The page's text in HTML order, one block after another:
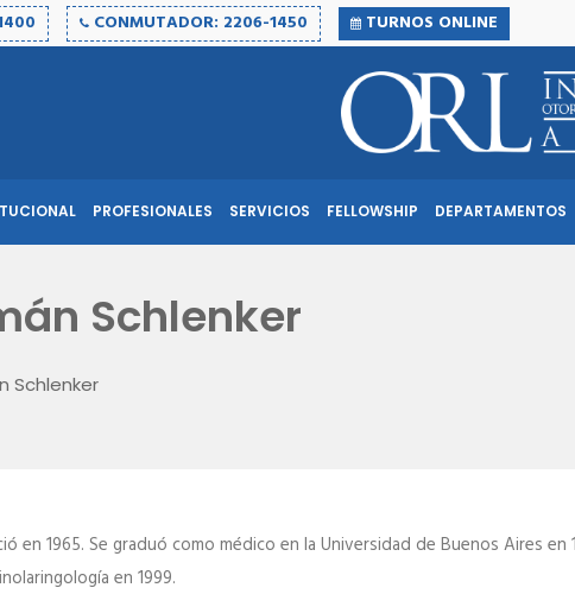
CONMUTADOR: 2206-1450 TURNOS ONLINE
PROFESIONALES SERVICIOS FELLOWSHIP DEPARTAMENTOS
Schlenker
Schlenker
en 1965. Se graduó como médico en la Universidad de Buenos Aires en
en 1999.